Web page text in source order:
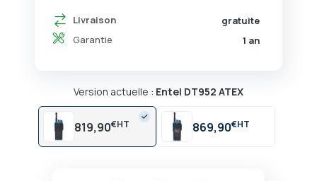
Livraison
gratuite
Garantie
1 an
Version actuelle : Entel DT952 ATEX
819,90€ 869,90€